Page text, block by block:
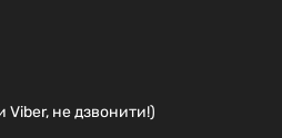
Viber, не дзвонити!)